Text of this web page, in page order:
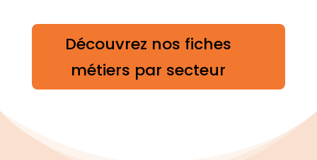
Découvrez nos fiches
métiers par secteur